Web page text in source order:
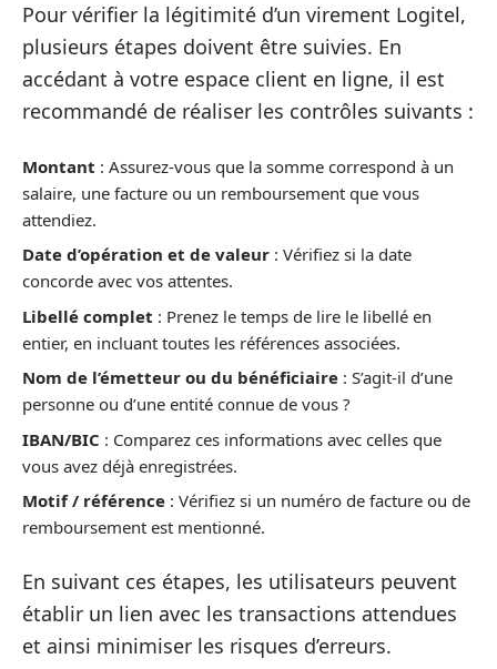
Pour vérifier la légitimité d’un virement Logitel,
plusieurs étapes doivent être suivies. En
accédant à votre espace client en ligne, il est
recommandé de réaliser les contrôles suivants :
Montant : Assurez-vous que la somme correspond à un
salaire, une facture ou un remboursement que vous
attendiez.
Date d’opération et de valeur : Vérifiez si la date
concorde avec vos attentes.
Libellé complet : Prenez le temps de lire le libellé en
entier, en incluant toutes les références associées.
Nom de l’émetteur ou du bénéficiaire : S’agit-il d’une
personne ou d’une entité connue de vous ?
IBAN/BIC : Comparez ces informations avec celles que
vous avez déjà enregistrées.
Motif / référence : Vérifiez si un numéro de facture ou de
remboursement est mentionné.
En suivant ces étapes, les utilisateurs peuvent
établir un lien avec les transactions attendues
et ainsi minimiser les risques d’erreurs.